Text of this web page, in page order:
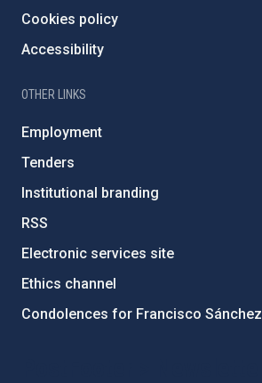
Cookies policy
Accessibility
OTHER LINKS
Employment
Tenders
Institutional branding
RSS
Electronic services site
Ethics channel
Condolences for Francisco Sánchez